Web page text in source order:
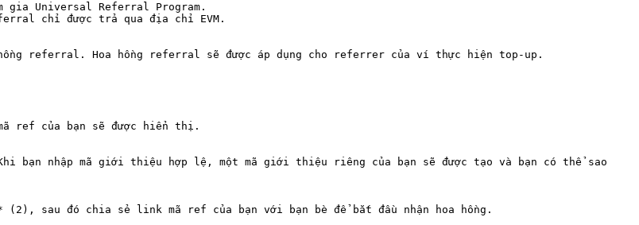
gia Universal Referral Program.
chỉ được trả qua địa chỉ EVM.
referral. Hoa hồng referral sẽ được áp dụng cho referrer của ví thực hiện top-up.
ref của bạn sẽ được hiển thị.
bạn nhập mã giới thiệu hợp lệ, một mã giới thiệu riêng của bạn sẽ được tạo và bạn có thể sao
(2), sau đó chia sẻ link mã ref của bạn với bạn bè để bắt đầu nhận hoa hồng.